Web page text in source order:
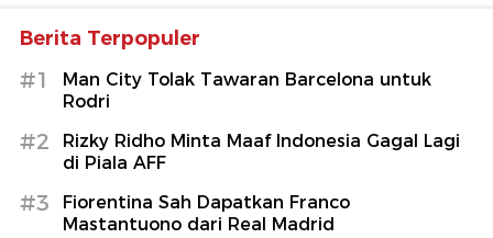
Berita Terpopuler
#1
Man City Tolak Tawaran Barcelona untuk
Rodri
#2
Rizky Ridho Minta Maaf Indonesia Gagal Lagi
di Piala AFF
#3
Fiorentina Sah Dapatkan Franco
Mastantuono dari Real Madrid